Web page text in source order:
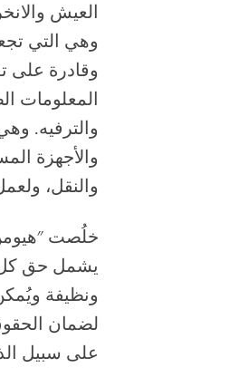
العيش
وهي التي
وقادرة على
المعلومات
والترفيه.
والأجهزة
والنقل،
خلُصت
يشمل حق كل
ونظيفة
لضمان
على سبيل